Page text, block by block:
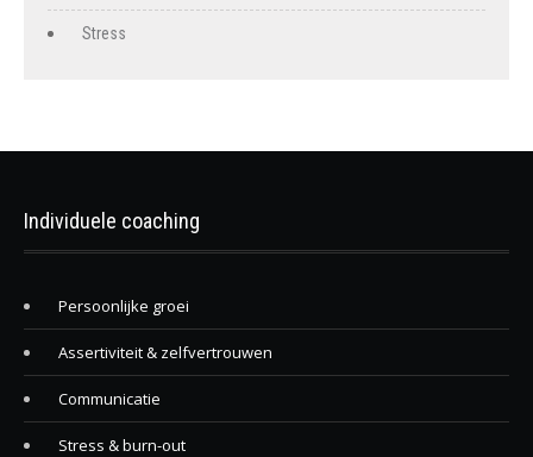
Stress
Individuele coaching
Persoonlijke groei
Assertiviteit & zelfvertrouwen
Communicatie
Stress & burn-out